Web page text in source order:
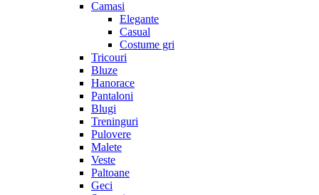
Camasi
Elegante
Casual
Costume gri
Tricouri
Bluze
Hanorace
Pantaloni
Blugi
Treninguri
Pulovere
Malete
Veste
Paltoane
Geci